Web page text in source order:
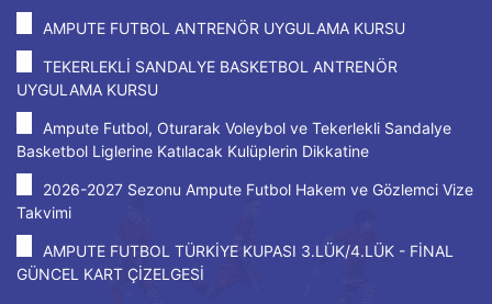
AMPUTE FUTBOL ANTRENÖR UYGULAMA KURSU
TEKERLEKLİ SANDALYE BASKETBOL ANTRENÖR
UYGULAMA KURSU
Ampute Futbol, Oturarak Voleybol ve Tekerlekli Sandalye
Basketbol Liglerine Katılacak Kulüplerin Dikkatine
2026-2027 Sezonu Ampute Futbol Hakem ve Gözlemci Vize
Takvimi
AMPUTE FUTBOL TÜRKİYE KUPASI 3.LÜK/4.LÜK - FİNAL
GÜNCEL KART ÇİZELGESİ